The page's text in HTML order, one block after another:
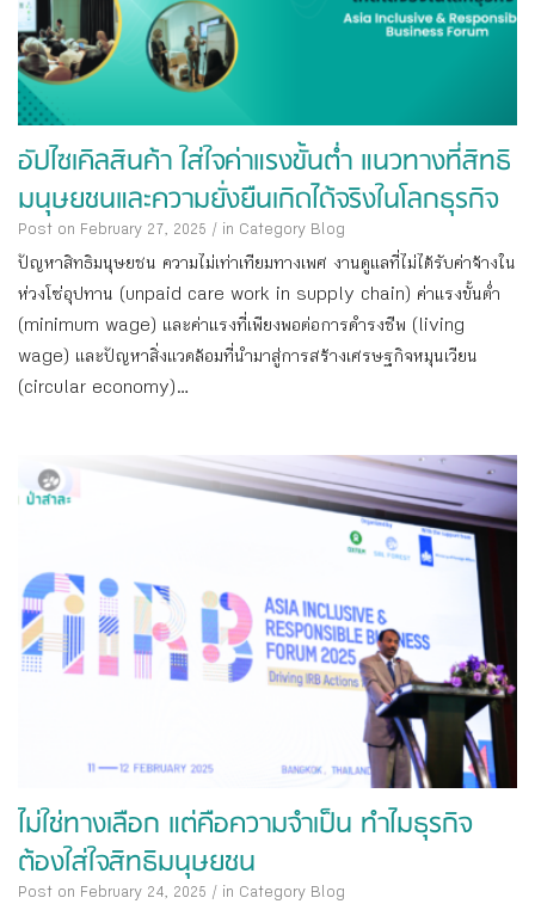
อัปไซเคิลสินค้า ใส่ใจค่าแรงขั้นต่ำ แนวทางที่สิทธิ
มนุษยชนและความยั่งยืนเกิดได้จริงในโลกธุรกิจ
Post on February 27, 2025 / in Category Blog
ปัญหาสิทธิมนุษยชน ความไม่เท่าเทียมทางเพศ งานดูแลที่ไม่ได้รับค่าจ้างใน
ห่วงโซ่อุปทาน (unpaid care work in supply chain) ค่าแรงขั้นต่ำ
(minimum wage) และค่าแรงที่เพียงพอต่อการดำรงชีพ (living
wage) และปัญหาสิ่งแวดล้อมที่นำมาสู่การสร้างเศรษฐกิจหมุนเวียน
(circular economy)...
ไม่ใช่ทางเลือก แต่คือความจำเป็น ทำไมธุรกิจ
ต้องใส่ใจสิทธิมนุษยชน
Post on February 24, 2025 / in Category Blog